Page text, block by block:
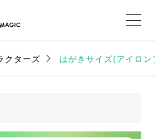
クターズ はがきサイズ(アイロ